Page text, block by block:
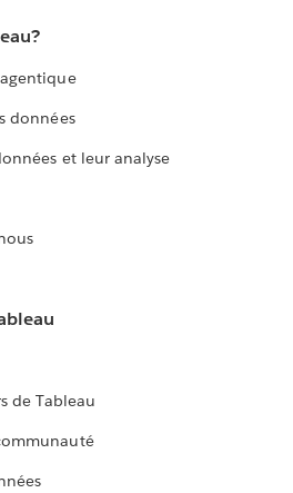
données
et leur analyse
de Tableau